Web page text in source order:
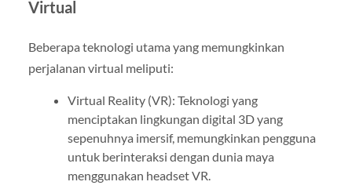
Virtual
Beberapa teknologi utama yang memungkinkan
perjalanan virtual meliputi:
Virtual Reality (VR): Teknologi yang
menciptakan lingkungan digital 3D yang
sepenuhnya imersif, memungkinkan pengguna
untuk berinteraksi dengan dunia maya
menggunakan headset VR.